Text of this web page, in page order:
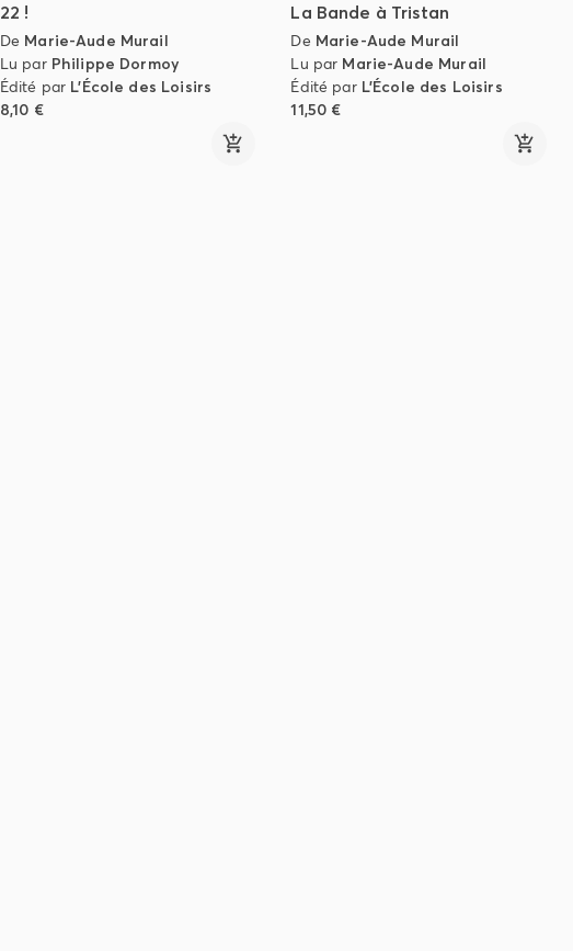
22 !
De Marie-Aude Murail
Lu par Philippe Dormoy
Édité par L'École des Loisirs
8,10 €
La Bande à Tristan
De Marie-Aude Murail
Lu par Marie-Aude Murail
Édité par L'École des Loisirs
11,50 €